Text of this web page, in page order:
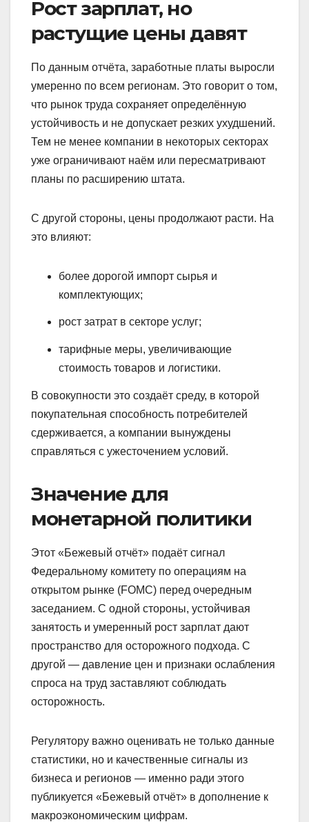
Рост зарплат, но
растущие цены давят
По данным отчёта, заработные платы выросли
умеренно по всем регионам. Это говорит о том,
что рынок труда сохраняет определённую
устойчивость и не допускает резких ухудшений.
Тем не менее компании в некоторых секторах
уже ограничивают наём или пересматривают
планы по расширению штата.
С другой стороны, цены продолжают расти. На
это влияют:
более дорогой импорт сырья и
комплектующих;
рост затрат в секторе услуг;
тарифные меры, увеличивающие
стоимость товаров и логистики.
В совокупности это создаёт среду, в которой
покупательная способность потребителей
сдерживается, а компании вынуждены
справляться с ужесточением условий.
Значение для
монетарной политики
Этот «Бежевый отчёт» подаёт сигнал
Федеральному комитету по операциям на
открытом рынке (FOMC) перед очередным
заседанием. С одной стороны, устойчивая
занятость и умеренный рост зарплат дают
пространство для осторожного подхода. С
другой — давление цен и признаки ослабления
спроса на труд заставляют соблюдать
осторожность.
Регулятору важно оценивать не только данные
статистики, но и качественные сигналы из
бизнеса и регионов — именно ради этого
публикуется «Бежевый отчёт» в дополнение к
макроэкономическим цифрам.